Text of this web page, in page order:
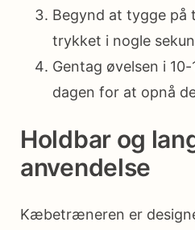
Begynd at tygge
trykket i nogle
Gentag øvelsen i
dagen for at opnå
Holdbar og
anvendelse
Kæbetræneren er